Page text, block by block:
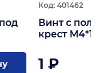
Код: 401462
Винт с
крест М4*10
1 ₽